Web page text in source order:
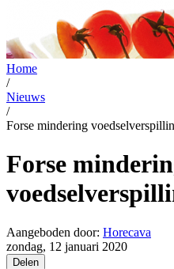
Home
/
Nieuws
/
Forse mindering
Forse
Aangeboden door: Horecava
zondag, 12 januari 2020
Delen